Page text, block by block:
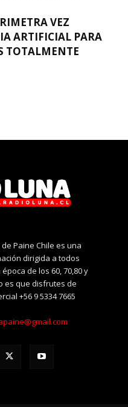
VEZ
ARTIFICIAL PARA
TOTALMENTE
Paine Chile es una
dirigida a todos
de los 60, 70,80 y
es que disfrutes de
+56 9 5334 7665